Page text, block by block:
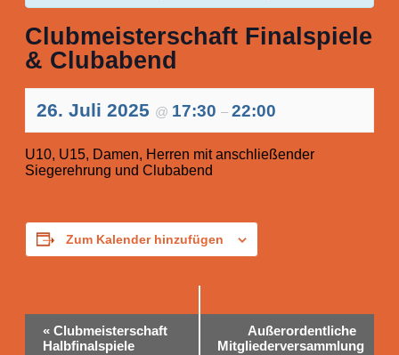
Clubmeisterschaft Finalspiele
& Clubabend
26. Juli 2025 @ 17:30 – 22:00
U10, U15, Damen, Herren mit anschließender
Siegerehrung und Clubabend
Zum Kalender hinzufügen
Veranstaltung-
Navigation
« Clubmeisterschaft
Halbfinalspiele
Außerordentliche
Mitgliederversammlung